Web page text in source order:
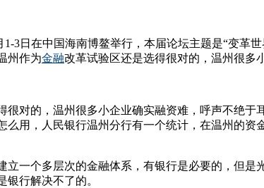
1-3日在中国海南博鳌举行，本届论坛主题是“变革
州作为金融改革试验区还是选得很对的，温州很多
很对的，温州很多小企业确实融资难，呼声不绝于
用，人民银行温州分行有一个统计，在温州的
立一个多层次的金融体系，有银行是必要的，但
行解决不了的。